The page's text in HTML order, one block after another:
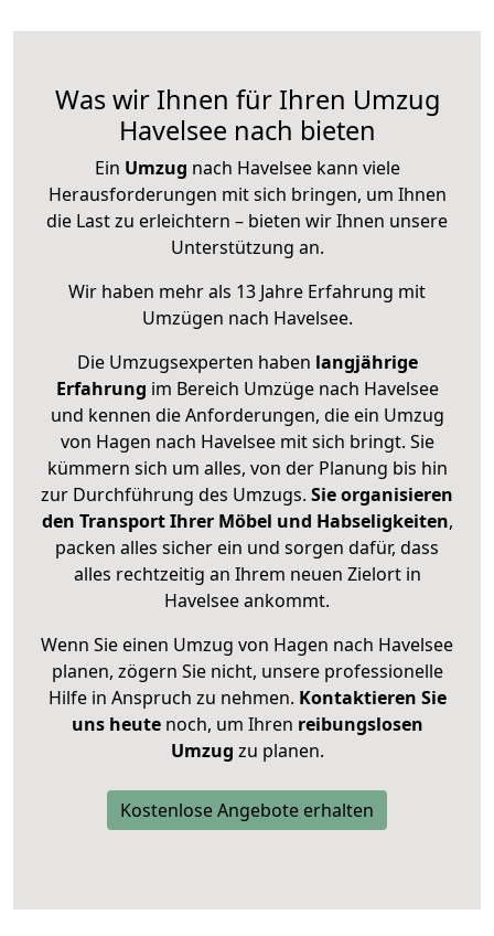
Was wir Ihnen für Ihren Umzug
Havelsee nach bieten
Ein Umzug nach Havelsee kann viele
Herausforderungen mit sich bringen, um Ihnen
die Last zu erleichtern – bieten wir Ihnen unsere
Unterstützung an.
Wir haben mehr als 13 Jahre Erfahrung mit
Umzügen nach Havelsee.
Die Umzugsexperten haben langjährige
Erfahrung im Bereich Umzüge nach Havelsee
und kennen die Anforderungen, die ein Umzug
von Hagen nach Havelsee mit sich bringt. Sie
kümmern sich um alles, von der Planung bis hin
zur Durchführung des Umzugs. Sie organisieren
den Transport Ihrer Möbel und Habseligkeiten,
packen alles sicher ein und sorgen dafür, dass
alles rechtzeitig an Ihrem neuen Zielort in
Havelsee ankommt.
Wenn Sie einen Umzug von Hagen nach Havelsee
planen, zögern Sie nicht, unsere professionelle
Hilfe in Anspruch zu nehmen. Kontaktieren Sie
uns heutenoch, um Ihren reibungslosen
Umzug zu planen.
Kostenlose Angebote erhalten